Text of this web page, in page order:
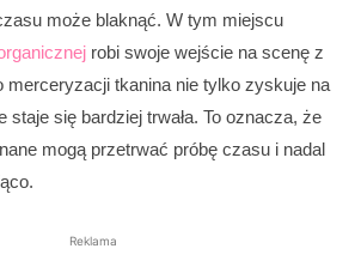
może blaknąć. W tym miejscu
robi swoje wejście na scenę z
merceryzacji tkanina nie tylko zyskuje na
staje się bardziej trwała. To oznacza, że
mogą przetrwać próbę czasu i nadal
Reklama